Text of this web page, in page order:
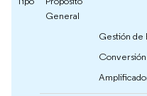
General
Gestión de